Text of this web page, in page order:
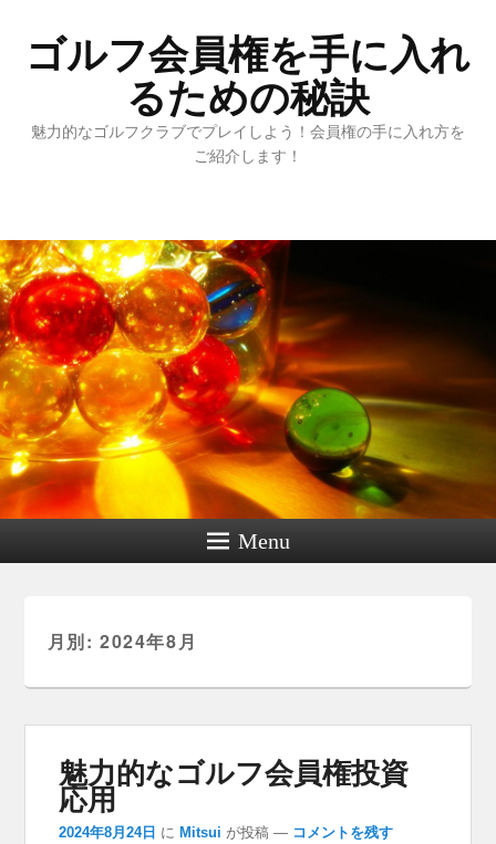
ゴルフ会員権を手に入れ
るための秘訣
魅力的なゴルフクラブでプレイしよう！会員権の手に入れ方を
ご紹介します！
Menu
月別: 2024年8月
魅力的なゴルフ会員権投資
応用
2024年8月24日 に Mitsui が投稿 — コメントを残す